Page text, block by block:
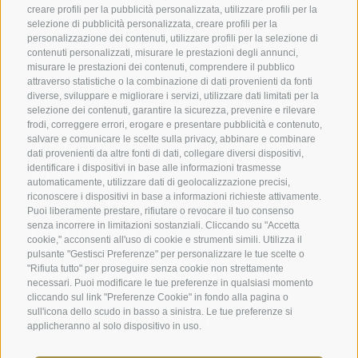
creare profili per la pubblicità personalizzata, utilizzare profili per la
selezione di pubblicità personalizzata, creare profili per la
personalizzazione dei contenuti, utilizzare profili per la selezione di
contenuti personalizzati, misurare le prestazioni degli annunci,
misurare le prestazioni dei contenuti, comprendere il pubblico
attraverso statistiche o la combinazione di dati provenienti da fonti
diverse, sviluppare e migliorare i servizi, utilizzare dati limitati per la
selezione dei contenuti, garantire la sicurezza, prevenire e rilevare
frodi, correggere errori, erogare e presentare pubblicità e contenuto,
salvare e comunicare le scelte sulla privacy, abbinare e combinare
dati provenienti da altre fonti di dati, collegare diversi dispositivi,
identificare i dispositivi in base alle informazioni trasmesse
automaticamente, utilizzare dati di geolocalizzazione precisi,
riconoscere i dispositivi in base a informazioni richieste attivamente.
Puoi liberamente prestare, rifiutare o revocare il tuo consenso
senza incorrere in limitazioni sostanziali. Cliccando su "Accetta
cookie," acconsenti all'uso di cookie e strumenti simili. Utilizza il
pulsante "Gestisci Preferenze" per personalizzare le tue scelte o
"Rifiuta tutto" per proseguire senza cookie non strettamente
necessari. Puoi modificare le tue preferenze in qualsiasi momento
cliccando sul link "Preferenze Cookie" in fondo alla pagina o
sull'icona dello scudo in basso a sinistra. Le tue preferenze si
applicheranno al solo dispositivo in uso.
Richiedi ora
Posizione e arrivo
Recensioni
Social Wall
Awards
Hotel Plunhof
Fam. Volgger
Obere Gasse 7
I-39040 - Ridanna - Racines
Telefono+39 0472 656247
info@plunhof.it